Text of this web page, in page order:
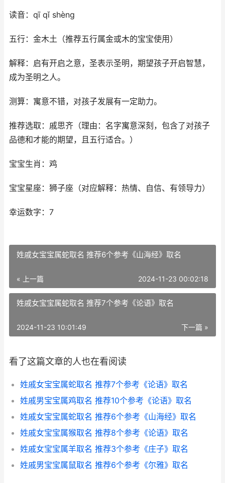
读音：qī qǐ shèng
五行：金木土（推荐五行属金或木的宝宝使用）
解释：启有开启之意，圣表示圣明，期望孩子开启智慧，
成为圣明之人。
测算：寓意不错，对孩子发展有一定助力。
推荐选取：戚思齐（理由：名字寓意深刻，包含了对孩子
品德和才能的期望，且五行适合。）
宝宝生肖：鸡
宝宝星座：狮子座（对应解释：热情、自信、有领导力）
幸运数字：7
姓戚女宝宝属蛇取名 推荐6个参考《山海经》取名
« 上一篇 2024-11-23 00:02:18
姓戚女宝宝属蛇取名 推荐7个参考《论语》取名
下一篇 »
2024-11-23 10:01:49
看了这篇文章的人也在看阅读
姓戚女宝宝属蛇取名 推荐7个参考《论语》取名
姓戚男宝宝属鸡取名 推荐10个参考《论语》取名
姓戚女宝宝属蛇取名 推荐6个参考《山海经》取名
姓戚女宝宝属猴取名 推荐8个参考《论语》取名
姓戚女宝宝属羊取名 推荐3个参考《庄子》取名
姓戚男宝宝属鼠取名 推荐6个参考《尔雅》取名